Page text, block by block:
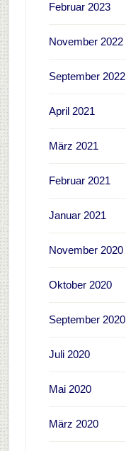
Februar 2023
November 2022
September 2022
April 2021
März 2021
Februar 2021
Januar 2021
November 2020
Oktober 2020
September 2020
Juli 2020
Mai 2020
März 2020